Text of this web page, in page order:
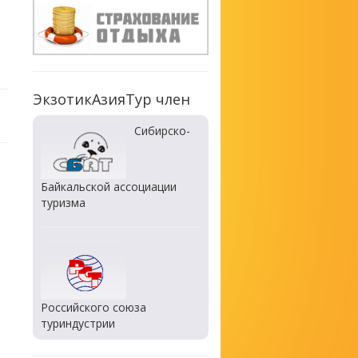
ЭкзотикАзияТур член
Сибирско-
Байкальской ассоциации
туризма
Российского союза
туриндустрии